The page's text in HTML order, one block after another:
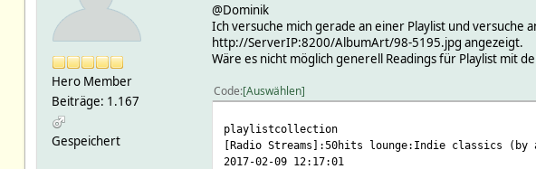
Hero Member
Beiträge: 1.167
Gespeichert
@Dominik
Ich versuche mich gerade an einer Playlist und versuche
http://ServerIP:8200/AlbumArt/98-5195.jpg angezeigt.
Wäre es nicht möglich generell Readings für Playlist mit
Code Auswählen
playlistcollection
[Radio Streams]:50hits lounge:Indie classics (by
2017-02-09 12:17:01